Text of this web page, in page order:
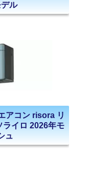
ル
アコン risora リ
ライロ 2026年モ
ュ